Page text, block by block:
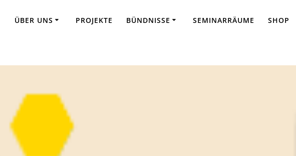
ÜBER UNS PROJEKTE BÜNDNISSE SEMINARRÄUME SHOP